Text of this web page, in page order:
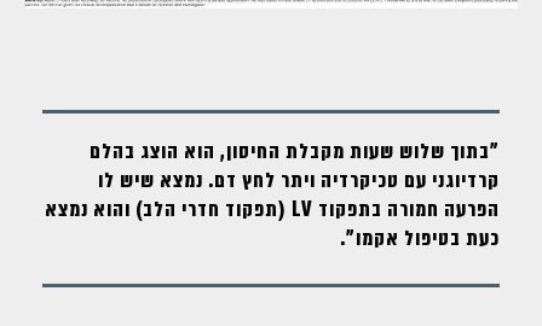
"בתוך שלוש שעות מקבלת החיסון, הוא הוצג בהלם
קרדיוגני עם טכיקרדיה ויתר לחץ דם. נמצא שיש לו
הפרעה חמורה בתפקוד LV (תפקוד חדרי הלב) והוא נמצא
כעת בטיפול אקמו".